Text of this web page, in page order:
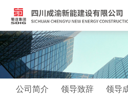
公司简介 领导致辞 领导